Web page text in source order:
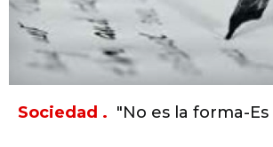
Sociedad . "No es la forma-